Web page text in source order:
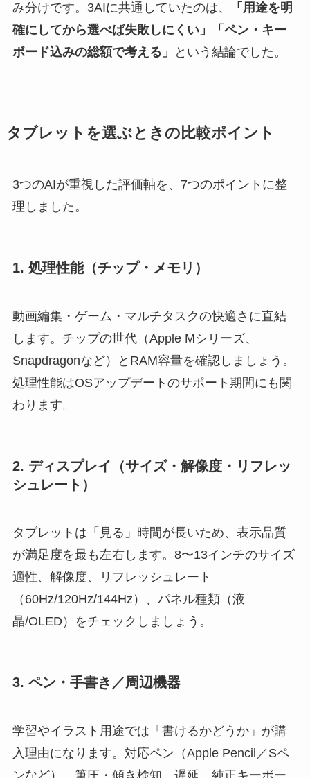
み分けです。3AIに共通していたのは、
「用途を明
確にしてから選べば失敗しにくい」「ペン・キー
ボード込みの総額で考える」
という結論でした。
タブレットを選ぶときの比較ポイント
3つのAIが重視した評価軸を、7つのポイントに整
理しました。
1. 処理性能（チップ・メモリ）
動画編集・ゲーム・マルチタスクの快適さに直結
します。チップの世代（Apple Mシリーズ、
Snapdragonなど）とRAM容量を確認しましょう。
処理性能はOSアップデートのサポート期間にも関
わります。
2. ディスプレイ（サイズ・解像度・リフレッ
シュレート）
タブレットは「見る」時間が長いため、表示品質
が満足度を最も左右します。8〜13インチのサイズ
適性、解像度、リフレッシュレート
（60Hz/120Hz/144Hz）、パネル種類（液
晶/OLED）をチェックしましょう。
3. ペン・手書き／周辺機器
学習やイラスト用途では「書けるかどうか」が購
入理由になります。対応ペン（Apple Pencil／Sペ
ンなど）、筆圧・傾き検知、遅延、純正キーボー